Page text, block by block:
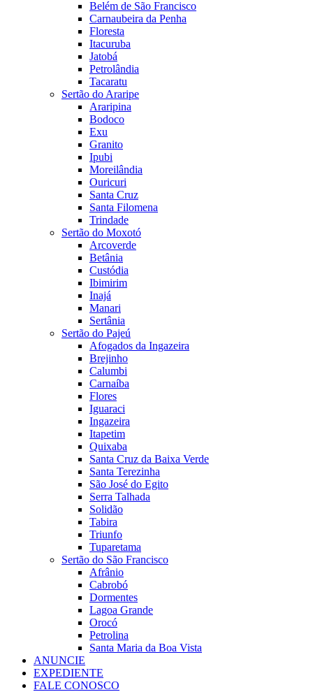
Belém de São Francisco
Carnaubeira da Penha
Floresta
Itacuruba
Jatobá
Petrolândia
Tacaratu
Sertão do Araripe
Araripina
Bodoco
Exu
Granito
Ipubi
Moreilândia
Ouricuri
Santa Cruz
Santa Filomena
Trindade
Sertão do Moxotó
Arcoverde
Betânia
Custódia
Ibimirim
Inajá
Manari
Sertânia
Sertão do Pajeú
Afogados da Ingazeira
Brejinho
Calumbi
Carnaíba
Flores
Iguaraci
Ingazeira
Itapetim
Quixaba
Santa Cruz da Baixa Verde
Santa Terezinha
São José do Egito
Serra Talhada
Solidão
Tabira
Triunfo
Tuparetama
Sertão do São Francisco
Afrânio
Cabrobó
Dormentes
Lagoa Grande
Orocó
Petrolina
Santa Maria da Boa Vista
ANUNCIE
EXPEDIENTE
FALE CONOSCO